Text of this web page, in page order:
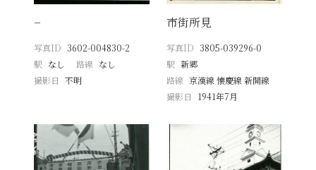
−
写真ID 3602-004830-2
駅 なし 路線 なし
撮影日
不明
市街所見
写真ID 3805-039296-0
駅 新郷
路線 京漢線 懐慶線 新開線
撮影日
1941年7月